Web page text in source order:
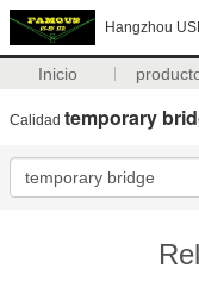
Hangzhou
Inicio
Calidad temporary